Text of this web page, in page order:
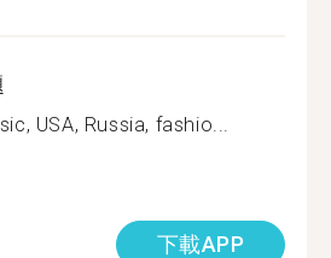
USA, Russia, fashio...
下載APP